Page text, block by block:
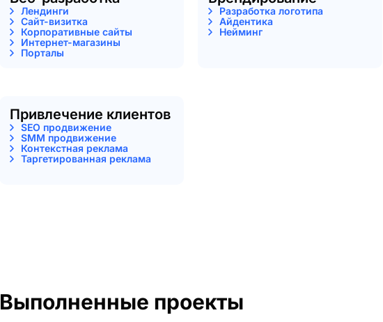
Лендинги
Сайт-визитка
Корпоративные сайты
Интернет-магазины
Порталы
Разработка логотипа
Айдентика
Нейминг
Привлечение клиентов
SEO продвижение
SMM продвижение
Контекстная реклама
Таргетированная реклама
Выполненные проекты